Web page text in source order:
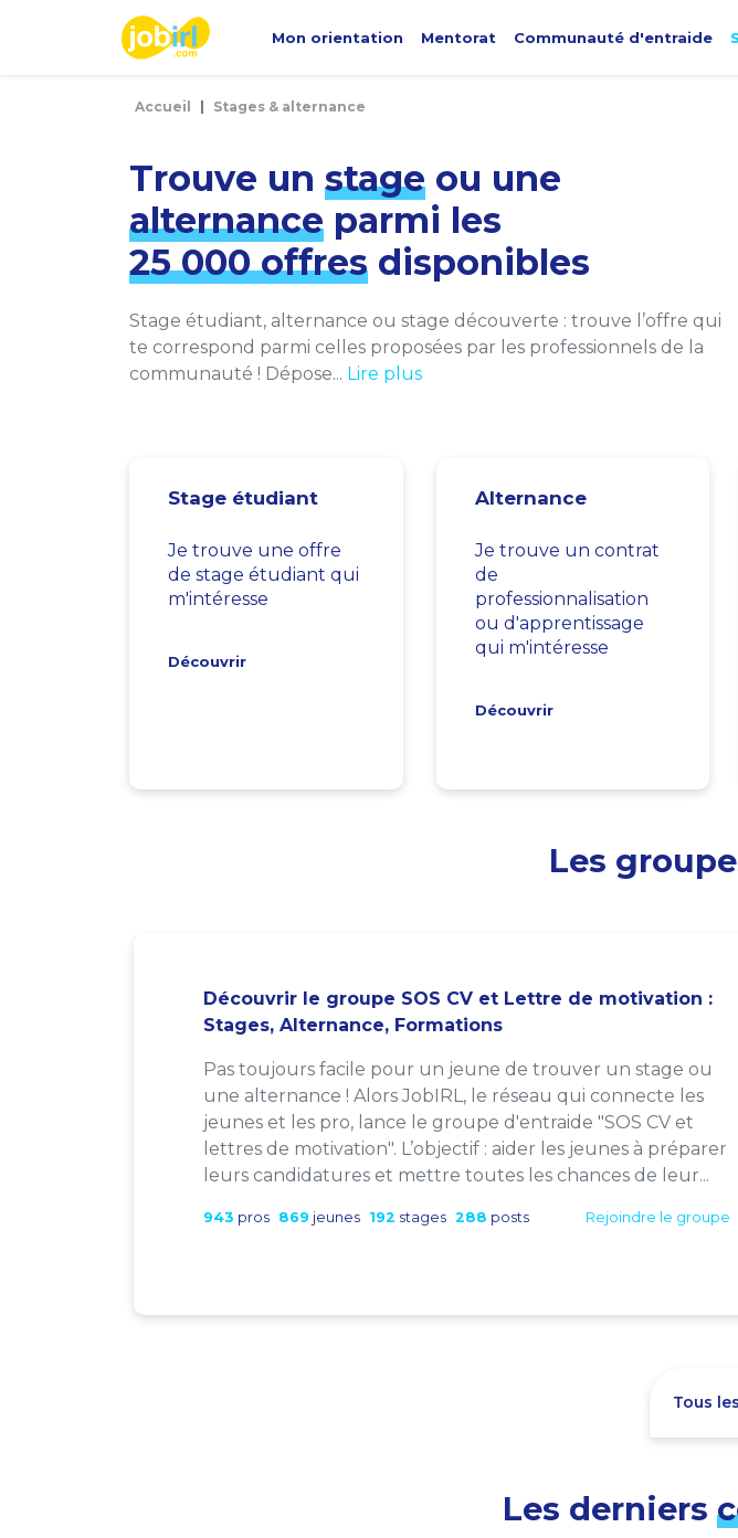
Mon orientation Mentorat Communauté d'entraide
Accueil Stages & alternance
Trouve un stage ou une
alternance parmi les
25 000 offres disponibles
Stage étudiant, alternance ou stage découverte : trouve l’offre qui
te correspond parmi celles proposées par les professionnels de la
communauté ! Dépose... Lire plus
Stage étudiant
Je trouve une offre
de stage étudiant qui
m'intéresse
Découvrir
Alternance
Je trouve un contrat
de
professionnalisation
ou d'apprentissage
qui m'intéresse
Découvrir
Les
Découvrir le groupe SOS CV et Lettre de motivation :
Stages, Alternance, Formations
Pas toujours facile pour un jeune de trouver un stage ou
une alternance ! Alors JobIRL, le réseau qui connecte les
jeunes et les pro, lance le groupe d'entraide "SOS CV et
lettres de motivation". L’objectif : aider les jeunes à préparer
leurs candidatures et mettre toutes les chances de leur...
943 pros 869 jeunes 192 stages 288 posts Rejoindre le groupe
Tous
Les derniers
Panneau de gestion des cookies